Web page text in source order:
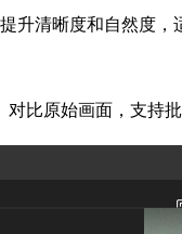
升清晰度和自然度，
比原始画面，支持批